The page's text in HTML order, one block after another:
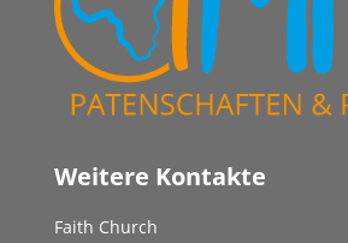
Weitere Kontakte
Faith Church